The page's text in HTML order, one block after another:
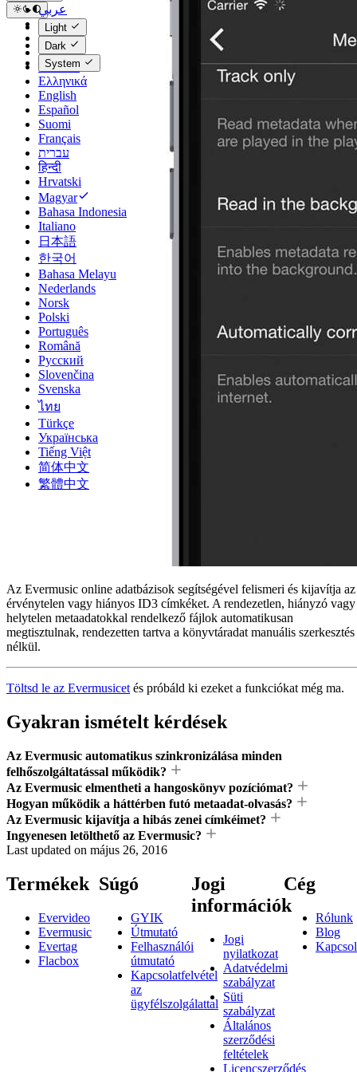
عربي
Català
Čeština
Dansk
Deutsch
Ελληνικά
English
Español
Suomi
Français
עברית
हिन्दी
Hrvatski
Magyar
Bahasa Indonesia
Italiano
日本語
한국어
Bahasa Melayu
Nederlands
Norsk
Polski
Português
Română
Русский
Slovenčina
Svenska
ไทย
Türkçe
Українська
Tiếng Việt
简体中文
繁體中文
Light
Dark
System
Az Evermusic online adatbázisok segítségével felismeri és kijavítja az
érvénytelen vagy hiányos ID3 címkéket. A rendezetlen, hiányzó vagy
helytelen metaadatokkal rendelkező fájlok automatikusan
megtisztulnak, rendezetten tartva a könyvtáradat manuális szerkesztés
nélkül.
Töltsd le az Evermusicet és próbáld ki ezeket a funkciókat még ma.
Gyakran ismételt kérdések
Az Evermusic automatikus szinkronizálása minden
felhőszolgáltatással működik?
Az Evermusic elmentheti a hangoskönyv pozíciómat?
Hogyan működik a háttérben futó metaadat-olvasás?
Az Evermusic kijavítja a hibás zenei címkéimet?
Ingyenesen letölthető az Evermusic?
Last updated on május 26, 2016
Termékek
Evervideo
Evermusic
Evertag
Flacbox
Súgó
GYIK
Útmutató
Felhasználói
útmutató
Kapcsolatfelvétel
az
ügyfélszolgálattal
Jogi
információk
Jogi
nyilatkozat
Adatvédelmi
szabályzat
Süti
szabályzat
Általános
szerződési
feltételek
Licencszerződés
Cég
Rólunk
Blog